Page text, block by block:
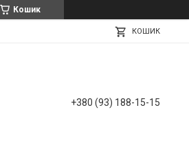
Кошик
КОШИК
+380 (93) 188-15-15